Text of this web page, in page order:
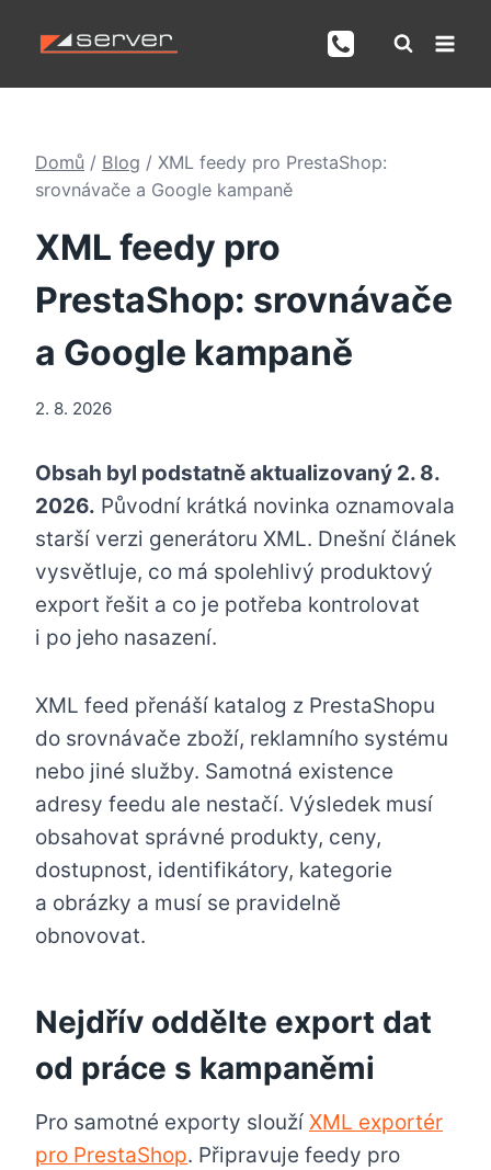
Domů / Blog / XML feedy pro PrestaShop:
srovnávače a Google kampaně
XML feedy pro
PrestaShop: srovnávače
a Google kampaně
2. 8. 2026
Obsah byl podstatně aktualizovaný 2. 8.
2026. Původní krátká novinka oznamovala
starší verzi generátoru XML. Dnešní článek
vysvětluje, co má spolehlivý produktový
export řešit a co je potřeba kontrolovat
i po jeho nasazení.
XML feed přenáší katalog z PrestaShopu
do srovnávače zboží, reklamního systému
nebo jiné služby. Samotná existence
adresy feedu ale nestačí. Výsledek musí
obsahovat správné produkty, ceny,
dostupnost, identifikátory, kategorie
a obrázky a musí se pravidelně
obnovovat.
Nejdřív oddělte export dat
od práce s kampaněmi
Pro samotné exporty slouží XML exportér
pro PrestaShop. Připravuje feedy pro